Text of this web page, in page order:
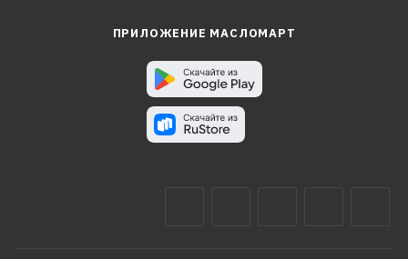
ПРИЛОЖЕНИЕ МАСЛОМАРТ